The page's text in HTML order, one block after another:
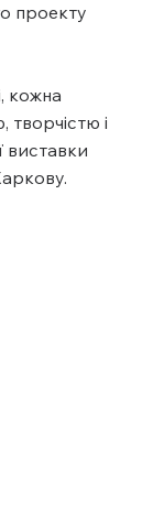
проекту
кожна
і
виставки